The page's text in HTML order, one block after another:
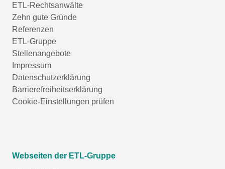
ETL-Rechtsanwälte
Zehn gute Gründe
Referenzen
ETL-Gruppe
Stellenangebote
Impressum
Datenschutzerklärung
Barrierefreiheitserklärung
Cookie-Einstellungen prüfen
Webseiten der ETL-Gruppe